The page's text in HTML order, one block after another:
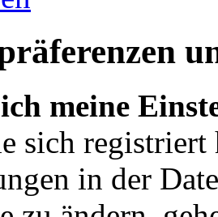
meine
sich
in der